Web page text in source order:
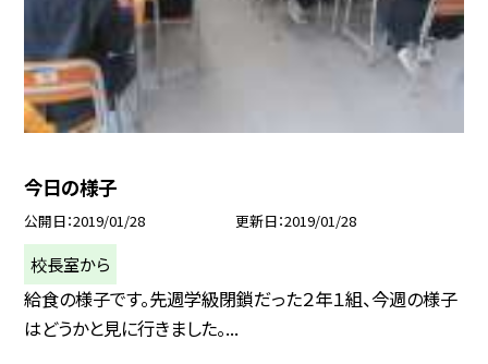
今日の様子
公開日 2019/01/28 更新日 2019/01/28
校長室から
給食の様子です。先週学級閉鎖だった２年１組、今週の様子
はどうかと見に行きました。...